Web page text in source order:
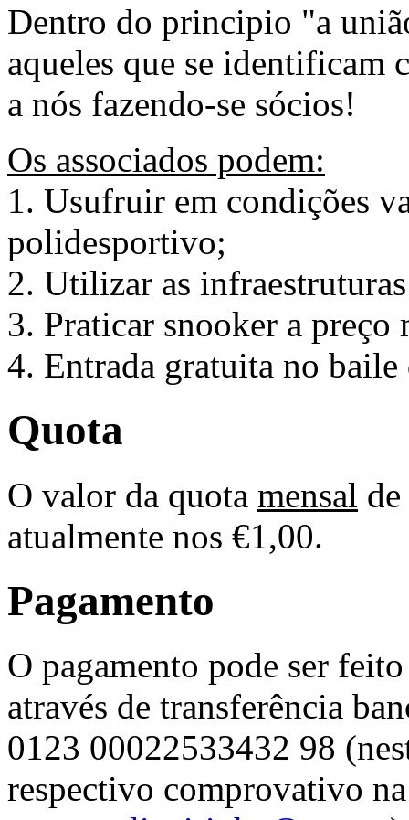
Dentro do principio "a
aqueles que se identificam
a nós fazendo-se sócios!
Os associados podem:
1. Usufruir em condições
polidesportivo;
2. Utilizar as
3. Praticar snooker a preço
4. Entrada gratuita no baile
Quota
O valor da quota mensal
atualmente nos €1,00.
Pagamento
O pagamento pode ser
através de transferência
0123 00022533432 98
respectivo comprovativo